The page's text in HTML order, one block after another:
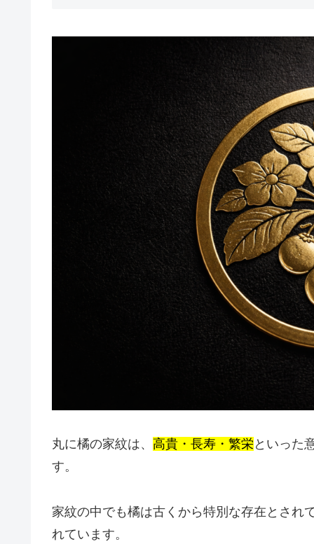
丸に橘の家紋は、 高貴・長寿・繁栄といった
す。
家紋の中でも橘は古くから特別な存在とされ
れています。